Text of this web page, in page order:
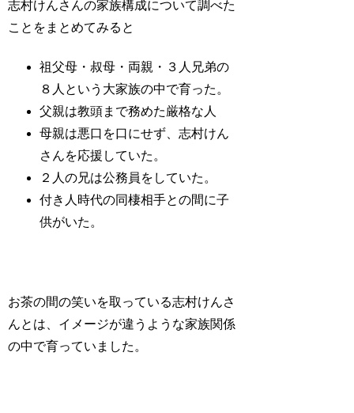
志村けんさんの家族構成について調べた
ことをまとめてみると
祖父母・叔母・両親・３人兄弟の
８人という大家族の中で育った。
父親は教頭まで務めた厳格な人
母親は悪口を口にせず、志村けん
さんを応援していた。
２人の兄は公務員をしていた。
付き人時代の同棲相手との間に子
供がいた。
お茶の間の笑いを取っている志村けんさ
んとは、イメージが違うような家族関係
の中で育っていました。